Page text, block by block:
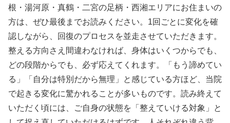
根・湯河原・真鶴・二宮の足柄・西湘エリアにお住まいの
方は、ぜひ最後までお読みください。1回ごとに変化を確
認しながら、回復のプロセスを並走させていただきます。
整える方向さえ間違わなければ、身体はいくつからでも、
どの段階からでも、必ず応えてくれます。「もう諦めてい
る」「自分は特別だから無理」と感じている方ほど、当院
で起きる変化に驚かれることが多いものです。読み終えて
いただく頃には、ご自身の状態を「整えていける対象」と